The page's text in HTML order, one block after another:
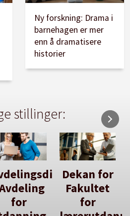
Ny forskning: Drama i
barnehagen er mer
enn å dramatisere
historier
stillinger:
for
Dekan for
Fakultet
for